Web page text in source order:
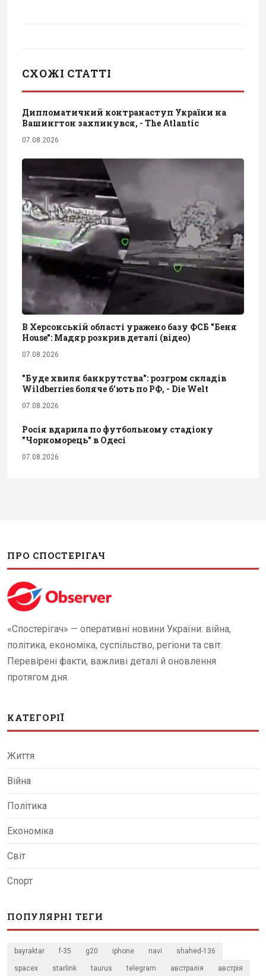
СХОЖІ СТАТТІ
Дипломатичний контранаступ України на
Вашингтон захлинувся, - The Atlantic
07.08.2026
В Херсонській області уражено базу ФСБ "Беня
House": Мадяр розкрив деталі (відео)
07.08.2026
"Буде хвиля банкрутства": розгром складів
Wildberries боляче бʼють по РФ, - Die Welt
07.08.2026
Росія вдарила по футбольному стадіону
"Чорноморець" в Одесі
07.08.2026
ПРО СПОСТЕРІГАЧ
«Спостерігач» — оперативні новини України: війна,
політика, економіка, суспільство, регіони та світ.
Перевірені факти, важливі деталі й оновлення
протягом дня.
КАТЕГОРІЇ
Життя
Війна
Політика
Економіка
Світ
Спорт
ПОПУЛЯРНІ ТЕГИ
bayraktar f-35 g20 iphone navi shahed-136
spacex starlink taurus telegram австралія австрія